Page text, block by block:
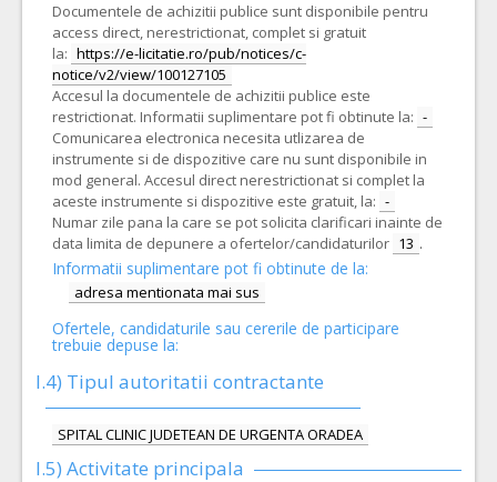
Documentele de achizitii publice sunt disponibile pentru
access direct, nerestrictionat, complet si gratuit
la: https://e-licitatie.ro/pub/notices/c-
notice/v2/view/100127105
Accesul la documentele de achizitii publice este
restrictionat. Informatii suplimentare pot fi obtinute la: -
Comunicarea electronica necesita utlizarea de
instrumente si de dispozitive care nu sunt disponibile in
mod general. Accesul direct nerestrictionat si complet la
aceste instrumente si dispozitive este gratuit, la: -
Numar zile pana la care se pot solicita clarificari inainte de
data limita de depunere a ofertelor/candidaturilor 13 .
Informatii suplimentare pot fi obtinute de la:
adresa mentionata mai sus
Ofertele, candidaturile sau cererile de participare
trebuie depuse la:
I.4) Tipul autoritatii contractante
SPITAL CLINIC JUDETEAN DE URGENTA ORADEA
I.5) Activitate principala